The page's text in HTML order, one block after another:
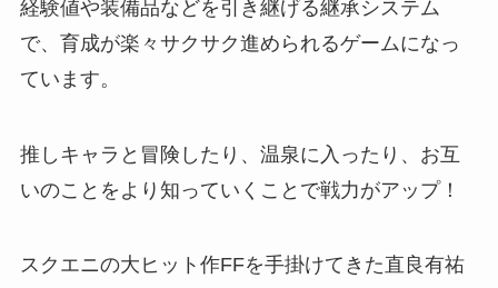
経験値や装備品などを引き継げる継承システム
で、育成が楽々サクサク進められるゲームになっ
ています。
推しキャラと冒険したり、温泉に入ったり、お互
いのことをより知っていくことで戦力がアップ！
スクエニの大ヒット作FFを手掛けてきた直良有祐